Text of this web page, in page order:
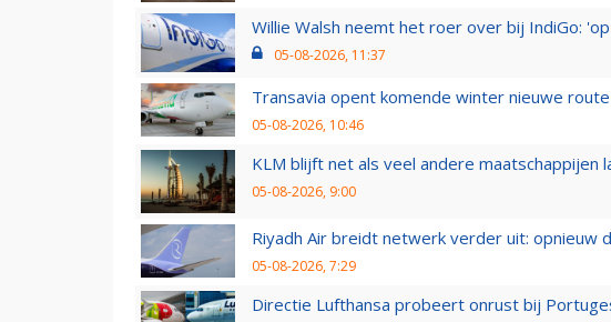
Willie Walsh neemt het roer over bij IndiGo:
05-08-2026, 11:37
Transavia opent komende winter nieuwe
05-08-2026, 10:46
KLM blijft net als veel andere maatschappijen
05-08-2026, 9:00
Riyadh Air breidt netwerk verder uit: opnieuw
05-08-2026, 7:29
Directie Lufthansa probeert onrust bij